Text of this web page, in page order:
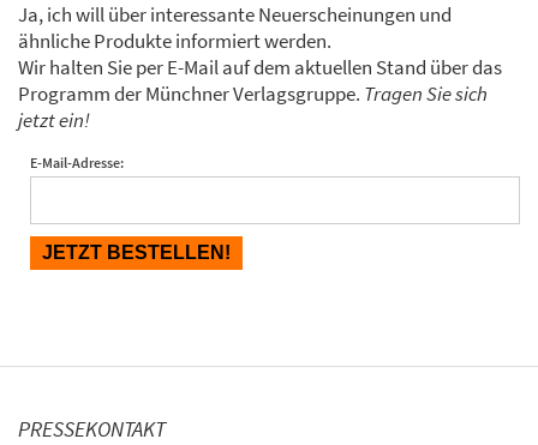
Ja, ich will über interessante Neuerscheinungen und
ähnliche Produkte informiert werden.
Wir halten Sie per E-Mail auf dem aktuellen Stand über das
Programm der Münchner Verlagsgruppe. Tragen Sie sich
jetzt ein!
E-Mail-Adresse:
PRESSEKONTAKT